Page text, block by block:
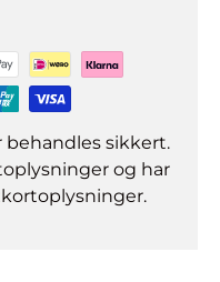
sikkert.
og har